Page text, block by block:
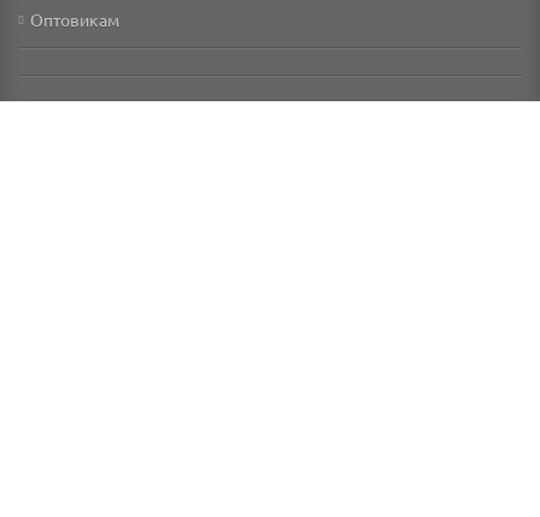
Оптовикам